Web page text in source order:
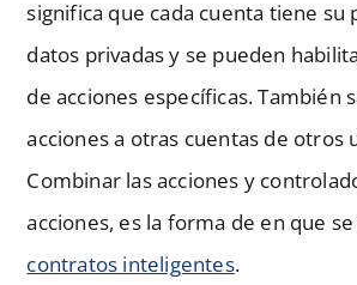
significa que cada cuenta tiene su
datos privadas y se pueden
de acciones específicas. También
acciones a otras cuentas de otros
Combinar las acciones y
acciones, es la forma de en que
contratos inteligentes.